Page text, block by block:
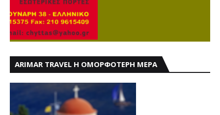
ARIMAR TRAVEL Η ΟΜΟΡΦΟΤΕΡΗ ΜΕΡΑ